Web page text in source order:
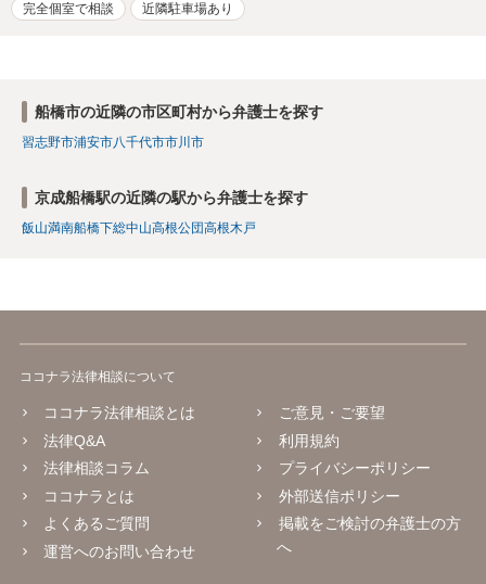
完全個室で相談 近隣駐車場あり
船橋市の近隣の市区町村から弁護士を探す
習志野市浦安市八千代市市川市
京成船橋駅の近隣の駅から弁護士を探す
飯山満南船橋下総中山高根公団高根木戸
ココナラ法律相談について
ココナラ法律相談とは
法律Q&A
法律相談コラム
ココナラとは
よくあるご質問
運営へのお問い合わせ
ご意見・ご要望
利用規約
プライバシーポリシー
外部送信ポリシー
掲載をご検討の弁護士の方
へ